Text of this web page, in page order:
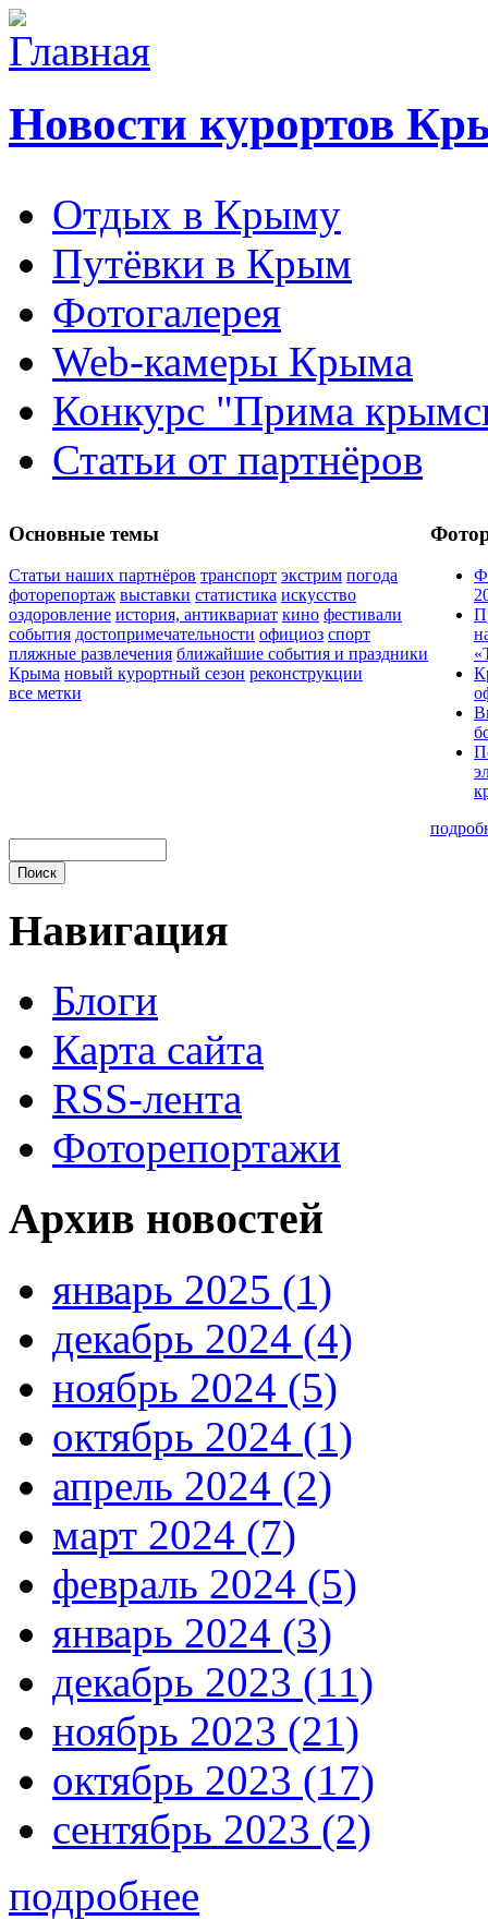
Новости курортов
Отдых в Крыму
Путёвки в Крым
Фотогалерея
Web-камеры Крыма
Конкурс "Прима
Статьи от партнёров
Основные темы
Статьи наших партнёров транспорт экстрим погода
фоторепортаж выставки статистика искусство
оздоровление история, антиквариат кино фестивали
события достопримечательности официоз спорт
пляжные развлечения ближайшие события и праздники
Крыма новый курортный сезон реконструкции
все метки
Навигация
Блоги
Карта сайта
RSS-лента
Фоторепортажи
Архив новостей
январь 2025 (1)
декабрь 2024 (4)
ноябрь 2024 (5)
октябрь 2024 (1)
апрель 2024 (2)
март 2024 (7)
февраль 2024 (5)
январь 2024 (3)
декабрь 2023 (11)
ноябрь 2023 (21)
октябрь 2023 (17)
сентябрь 2023 (2)
подробнее